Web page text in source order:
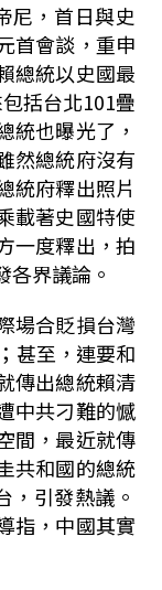
尼，首日與史
首會談，重申
總統以史國最
括台北101疊
統也曝光了，
然總統府沒有
統府釋出照片
載著史國特使
一度釋出，拍
各界議論。
場合貶損台灣
甚至，連要和
傳出總統賴清
中共刁難的憾
間，最近就傳
共和國的總統
，引發熱議。
指，中國其實